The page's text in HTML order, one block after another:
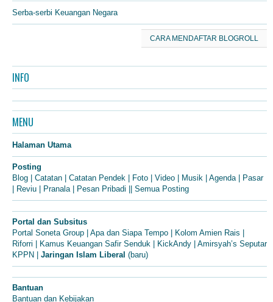
Serba-serbi Keuangan Negara
CARA MENDAFTAR BLOGROLL
INFO
MENU
Halaman Utama
Posting
Blog | Catatan | Catatan Pendek | Foto | Video | Musik | Agenda | Pasar
| Reviu | Pranala | Pesan Pribadi || Semua Posting
Portal dan Subsitus
Portal Soneta Group | Apa dan Siapa Tempo | Kolom Amien Rais |
Riforri | Kamus Keuangan Safir Senduk | KickAndy | Amirsyah’s Seputar
KPPN | Jaringan Islam Liberal (baru)
Bantuan
Bantuan dan Kebijakan